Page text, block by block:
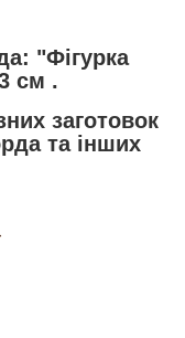
"Фігурка
см .
заготовок
та інших